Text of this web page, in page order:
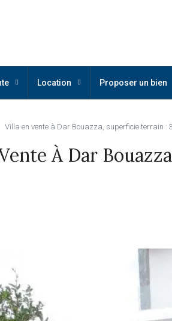
Location Proposer un bien
Villa en vente à Dar Bouazza, superficie terrain :
À Dar